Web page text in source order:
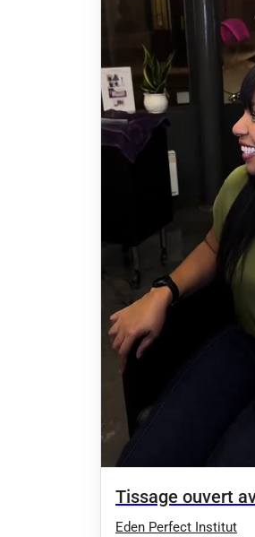
Tissage ouvert
Eden Perfect Institut